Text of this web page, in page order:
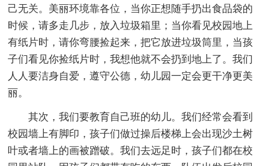
己无关。美丽环境靠各位，当你正想随手扔出食品袋的
时候，请多走几步，放入垃圾箱里；当你看见校园地上
有纸片时，请你弯腰捡起来，把它放进垃圾筒里，当孩
子们看见你捡纸片时，我想他就不会扔到地上了。我们
人人要洁身自爱，遵守公德，幼儿园一定会更干净更美
丽。
其次，我们要教育自己班的幼儿。我们经常会看到
校园墙上有脚印，孩子们做过操后楼梯上会出现沙土树
叶或者墙上的画被蹭破。我们去远足时，孩子们都在校